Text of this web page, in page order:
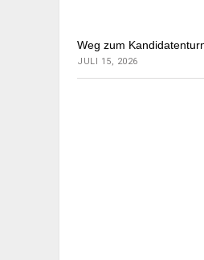
Weg zum
JULI 15, 2026